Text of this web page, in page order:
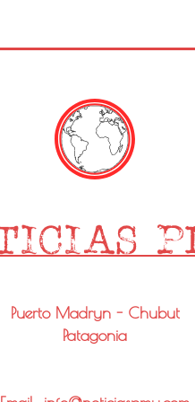
Puerto Madryn - Chubut
Patagonia